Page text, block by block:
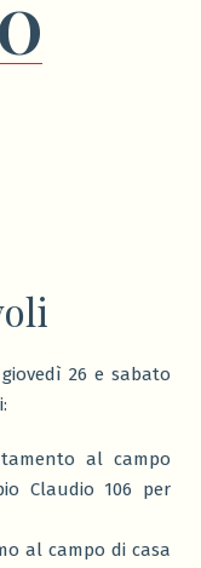
26 e sabato
al campo
Claudio 106 per
al campo di casa